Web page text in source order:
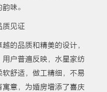
味。
质见证
的品质和精美的设计，
户普遍反映，水星家纺
舒适，做工精细，不易
意，为婚房增添了喜庆